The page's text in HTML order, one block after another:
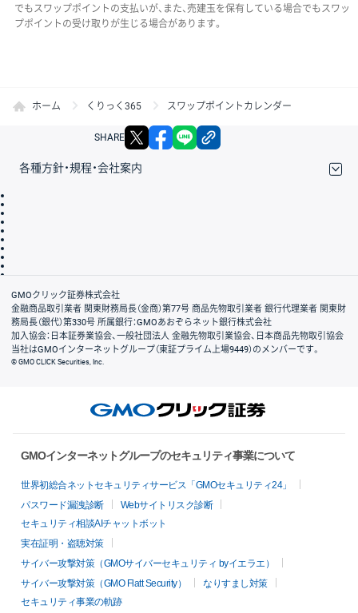
でもスワップポイントの支払いが、また、売建玉を保有している場合でもスワッ
プポイントの受け取りが生じる場合があります。
ホーム くりっく365 スワップポイントカレンダー
SHARE X facebook
各種方針・規程・会社案内
会社案内
GMOクリック証券株式会社
金融商品取引業者 関東財務局長（金商）第77号 商品先物取引業者 銀行代理業者 関東財
務局長（銀代）第330号 所属銀行：GMOあおぞらネット銀行株式会社
加入協会：日本証券業協会、一般社団法人 金融先物取引業協会、日本商品先物取引協会
当社はGMOインターネットグループ（東証プライム上場9449）のメンバーです。
© GMO CLICK Securities, Inc.
GMOインターネットグループのセキュリティ事業について
世界初総合ネットセキュリティサービス「GMOセキュリティ24」
パスワード漏洩診断
Webサイトリスク診断
セキュリティ相談AIチャットボット
実在証明・盗聴対策
サイバー攻撃対策（GMOサイバーセキュリティ byイエラエ）
サイバー攻撃対策（GMO Flatt Security）
なりすまし対策
セキュリティ事業の軌跡